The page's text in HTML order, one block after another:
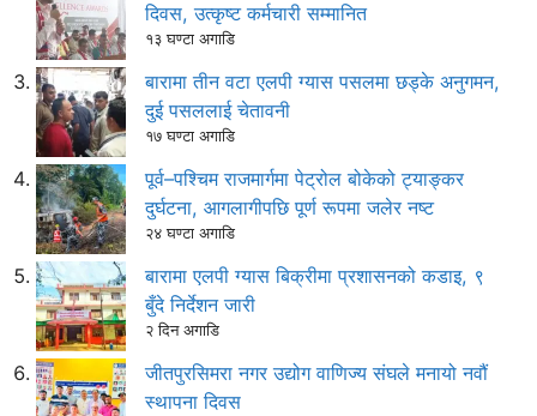
दिवस, उत्कृष्ट कर्मचारी सम्मानित
१३ घण्टा अगाडि
बारामा तीन वटा एलपी ग्यास पसलमा छड्के अनुगमन,
दुई पसललाई चेतावनी
१७ घण्टा अगाडि
पूर्व–पश्चिम राजमार्गमा पेट्रोल बोकेको ट्याङ्कर
दुर्घटना, आगलागीपछि पूर्ण रूपमा जलेर नष्ट
२४ घण्टा अगाडि
बारामा एलपी ग्यास बिक्रीमा प्रशासनको कडाइ, ९
बुँदे निर्देशन जारी
२ दिन अगाडि
जीतपुरसिमरा नगर उद्योग वाणिज्य संघले मनायो नवौं
स्थापना दिवस